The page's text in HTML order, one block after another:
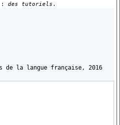
: des tutoriels .
de la langue française, 2016